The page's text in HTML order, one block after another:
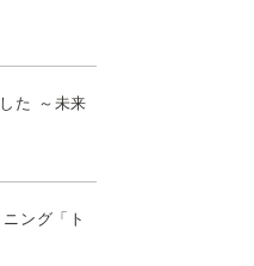
た ～未来
ング「ト